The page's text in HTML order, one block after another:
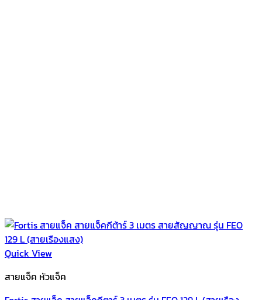
Quick View
สายแจ็ค หัวแจ็ค